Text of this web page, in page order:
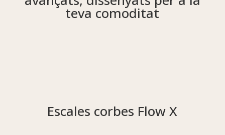
teva comoditat
Escales corbes Flow X